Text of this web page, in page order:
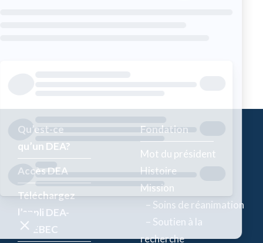
Qu’est-ce
qu’un DEA?
Accès DEA
Téléchargez
l’appli DEA-
QUÉBEC
Fondation
Mot du président
Histoire
Mission
– Soins de réanimation
– Soutien à la
recherche